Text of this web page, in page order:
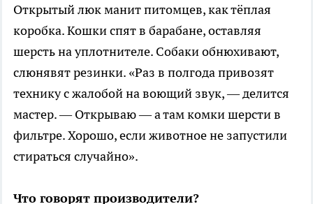
Открытый люк манит питомцев, как тёплая
коробка. Кошки спят в барабане, оставляя
шерсть на уплотнителе. Собаки обнюхивают,
слюнявят резинки. «Раз в полгода привозят
технику с жалобой на воющий звук, — делится
мастер. — Открываю — а там комки шерсти в
фильтре. Хорошо, если животное не запустили
стираться случайно».
Что говорят производители?